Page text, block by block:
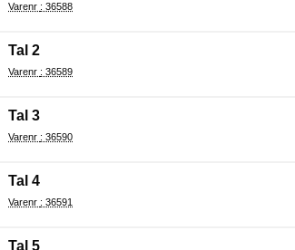
Varenr : 36588
Tal 2
Varenr : 36589
Tal 3
Varenr : 36590
Tal 4
Varenr : 36591
Tal 5